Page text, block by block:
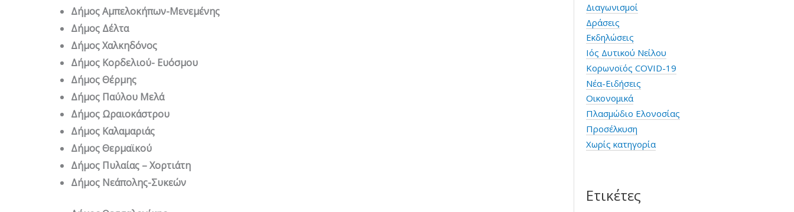
Δήμος Αμπελοκήπων-Μενεμένης
Δήμος Δέλτα
Δήμος Χαλκηδόνος
Δήμος Κορδελιού- Ευόσμου
Δήμος Θέρμης
Δήμος Παύλου Μελά
Δήμος Ωραιοκάστρου
Δήμος Καλαμαριάς
Δήμος Θερμαϊκού
Δήμος Πυλαίας – Χορτιάτη
Δήμος Νεάπολης-Συκεών
Διαγωνισμοί
Δράσεις
Εκδηλώσεις
Ιός Δυτικού Νείλου
Κορωνοϊός COVID-19
Νέα-Ειδήσεις
Οικονομικά
Πλασμώδιο Ελονοσίας
Προσέλκυση
Χωρίς κατηγορία
Ετικέτες